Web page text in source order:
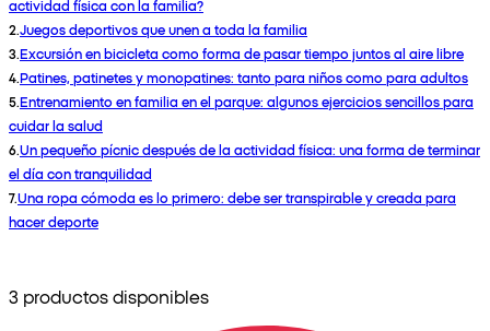
actividad física con la familia?
2.Juegos deportivos que unen a toda la familia
3.Excursión en bicicleta como forma de pasar tiempo juntos al aire libre
4.Patines, patinetes y monopatines: tanto para niños como para adultos
5.Entrenamiento en familia en el parque: algunos ejercicios sencillos para
cuidar la salud
6.Un pequeño pícnic después de la actividad física: una forma de terminar
el día con tranquilidad
7.Una ropa cómoda es lo primero: debe ser transpirable y creada para
hacer deporte
3 productos disponibles